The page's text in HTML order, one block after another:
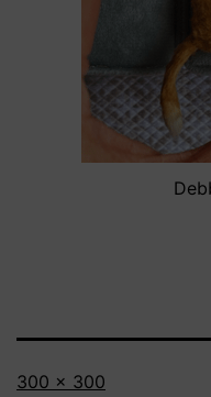
Volledige
300 × 300